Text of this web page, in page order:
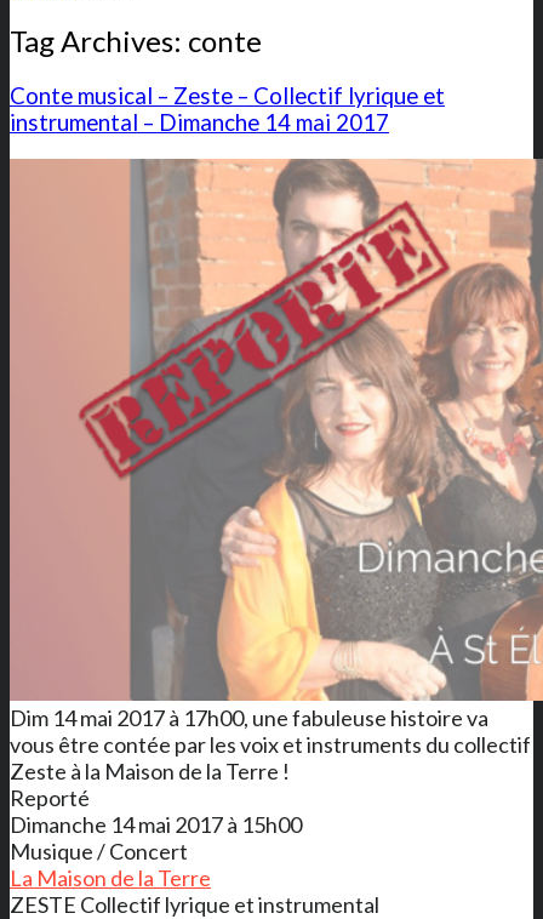
Tag Archives: conte
Conte musical – Zeste – Collectif lyrique et
instrumental – Dimanche 14 mai 2017
Dim 14 mai 2017 à 17h00, une fabuleuse histoire va
vous être contée par les voix et instruments du collectif
Zeste à la Maison de la Terre !
Reporté
Dimanche 14 mai 2017 à 15h00
Musique / Concert
La Maison de la Terre
ZESTE Collectif lyrique et instrumental